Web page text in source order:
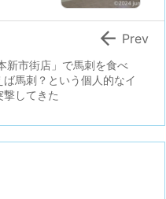
新市街店」で馬刺を食べ
ば馬刺？という個人的なイ
撃してきた
 Prev